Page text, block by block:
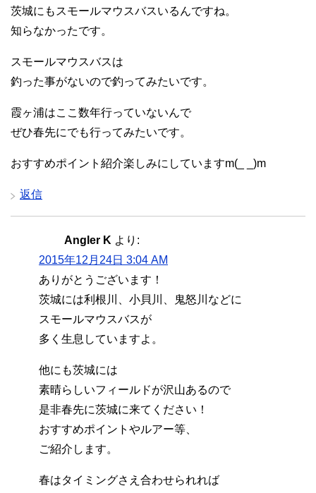
茨城にもスモールマウスバスいるんですね。
知らなかったです。
スモールマウスバスは
釣った事がないので釣ってみたいです。
霞ヶ浦はここ数年行っていないんで
ぜひ春先にでも行ってみたいです。
おすすめポイント紹介楽しみにしていますm(_ _)m
返信
Angler K より:
2015年12月24日 3:04 AM
ありがとうございます！
茨城には利根川、小貝川、鬼怒川などに
スモールマウスバスが
多く生息していますよ。
他にも茨城には
素晴らしいフィールドが沢山あるので
是非春先に茨城に来てください！
おすすめポイントやルアー等、
ご紹介します。
春はタイミングさえ合わせられれば